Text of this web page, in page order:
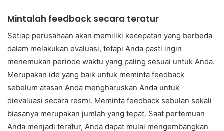
Mintalah feedback secara teratur
Setiap perusahaan akan memiliki kecepatan yang berbeda
dalam melakukan evaluasi, tetapi Anda pasti ingin
menemukan periode waktu yang paling sesuai untuk Anda.
Merupakan ide yang baik untuk meminta feedback
sebelum atasan Anda mengharuskan Anda untuk
dievaluasi secara resmi. Meminta feedback sebulan sekali
biasanya merupakan jumlah yang tepat. Saat pertemuan
Anda menjadi teratur, Anda dapat mulai mengembangkan